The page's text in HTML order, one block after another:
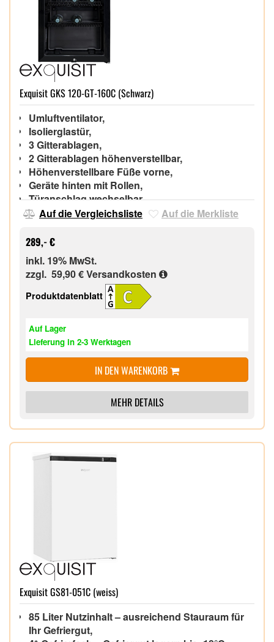
Exquisit GKS 120-GT-160C (Schwarz)
Umluftventilator,
Isolierglastür,
3 Gitterablagen,
2 Gitterablagen höhenverstellbar,
Höhenverstellbare Füße vorne,
Geräte hinten mit Rollen,
Türanschlag wechselbar,
Türverriegelung,
Auf die Vergleichsliste Auf die Merkliste
289,- €
inkl. 19% MwSt.
zzgl. 59,90 €Versandkosten
Produktdatenblatt
Auf Lager
Lieferung in 2-3 Werktagen
IN DEN WARENKORB
MEHR DETAILS
Exquisit GS81-051C (weiss)
85 Liter Nutzinhalt – ausreichend Stauraum für
Ihr Gefriergut,